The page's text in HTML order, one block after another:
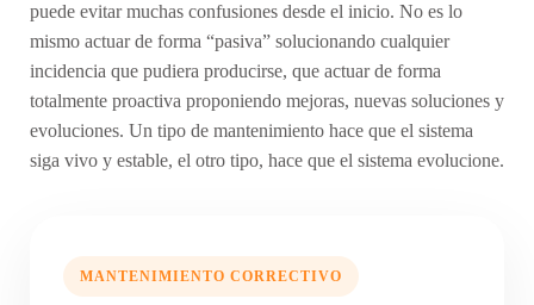
puede evitar muchas confusiones desde el inicio. No es lo
mismo actuar de forma “pasiva” solucionando cualquier
incidencia que pudiera producirse, que actuar de forma
totalmente proactiva proponiendo mejoras, nuevas soluciones y
evoluciones. Un tipo de mantenimiento hace que el sistema
siga vivo y estable, el otro tipo, hace que el sistema evolucione.
MANTENIMIENTO CORRECTIVO